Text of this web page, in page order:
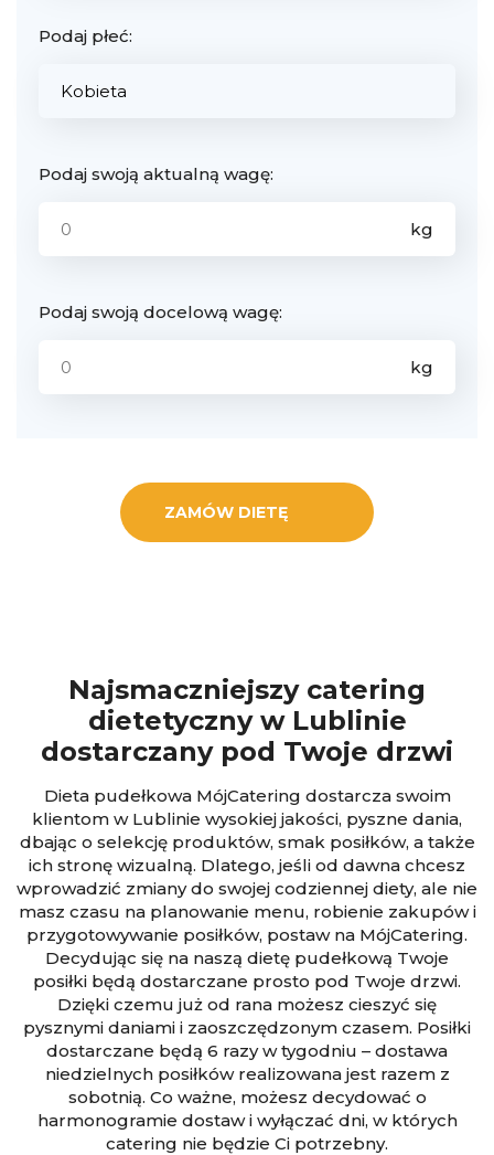
Podaj płeć:
Podaj swoją aktualną wagę:
Podaj swoją docelową wagę:
ZAMÓW DIETĘ
Najsmaczniejszy catering
dietetyczny w Lublinie
dostarczany pod Twoje drzwi
Dieta pudełkowa MójCatering dostarcza swoim
klientom w Lublinie wysokiej jakości, pyszne dania,
dbając o selekcję produktów, smak posiłków, a także
ich stronę wizualną. Dlatego, jeśli od dawna chcesz
wprowadzić zmiany do swojej codziennej diety, ale nie
masz czasu na planowanie menu, robienie zakupów i
przygotowywanie posiłków, postaw na MójCatering.
Decydując się na naszą dietę pudełkową Twoje
posiłki będą dostarczane prosto pod Twoje drzwi.
Dzięki czemu już od rana możesz cieszyć się
pysznymi daniami i zaoszczędzonym czasem. Posiłki
dostarczane będą 6 razy w tygodniu – dostawa
niedzielnych posiłków realizowana jest razem z
sobotnią. Co ważne, możesz decydować o
harmonogramie dostaw i wyłączać dni, w których
catering nie będzie Ci potrzebny.